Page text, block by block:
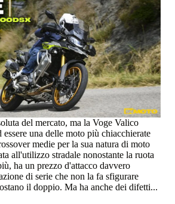
del mercato, ma la Voge Valico
una delle moto più chiacchierate
medie per la sua natura di moto
all'utilizzo stradale nonostante la ruota
ha un prezzo d'attacco davvero
di serie che non la fa sfigurare
il doppio. Ma ha anche dei difetti...